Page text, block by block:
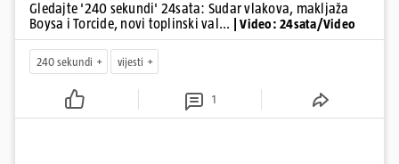
Gledajte '240 sekundi' 24sata: Sudar vlakova, makljaža
Boysa i Torcide, novi toplinski val...
| Video: 24sata/Video
240 sekundi vijesti
1